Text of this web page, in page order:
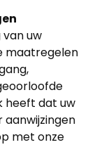
van uw
maatregelen
heeft dat uw
aanwijzingen
met onze